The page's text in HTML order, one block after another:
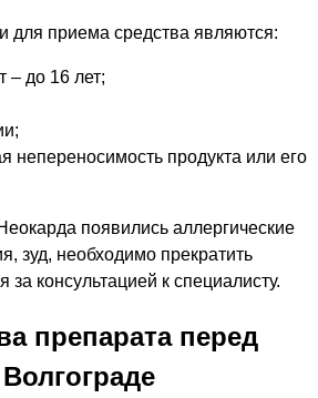
для приема средства являются:
– до 16 лет;
непереносимость продукта или его
появились аллергические
зуд, необходимо прекратить
за консультацией к специалисту.
препарата перед